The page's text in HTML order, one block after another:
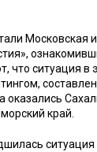
Московская
что ситуация в
оказались
край.